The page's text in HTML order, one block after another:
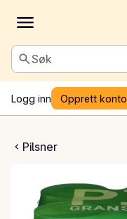
Søk
Logg inn Opprett konto
Pilsner
Pilsner